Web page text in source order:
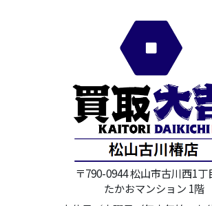
〒790-0944 松山市古川西1丁
たかおマンション 1階